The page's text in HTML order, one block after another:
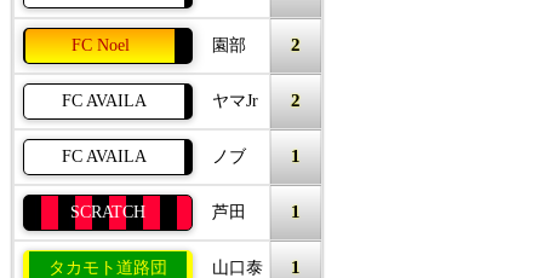
FC Noel 園部 2
FC AVAILA ヤマJr 2
FC AVAILA ノブ 1
SCRATCH 芦田 1
タカモト道路団 山口泰 1